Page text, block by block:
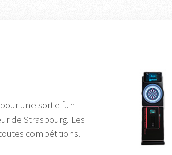
une sortie fun
de Strasbourg. Les
compétitions.